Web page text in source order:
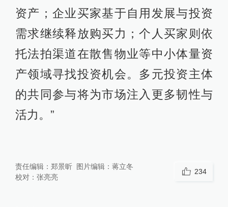
资产；企业买家基于自用发展与投资
需求继续释放购买力；个人买家则依
托法拍渠道在散售物业等中小体量资
产领域寻找投资机会。多元投资主体
的共同参与将为市场注入更多韧性与
活力。”
责任编辑： 郑景昕 图片编辑： 蒋立冬
校对： 张亮亮
234